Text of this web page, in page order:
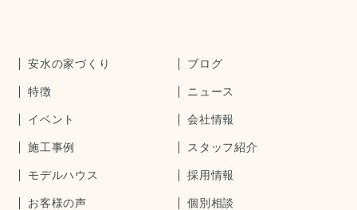
安水の家づくり
特徴
イベント
施工事例
モデルハウス
お客様の声
ブログ
ニュース
会社情報
スタッフ紹介
採用情報
個別相談